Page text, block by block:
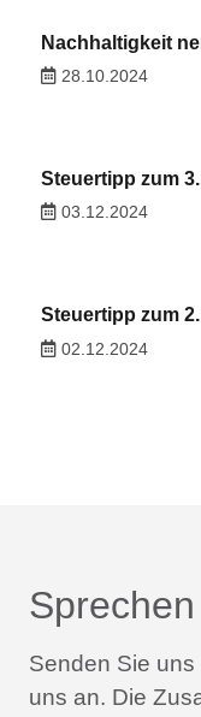
Nachhaltigkeit
28.10.2024
Steuertipp zum
03.12.2024
Steuertipp zum
02.12.2024
Senden Sie
uns an. Die